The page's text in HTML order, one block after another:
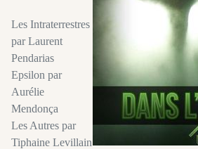
Les Intraterrestres
par Laurent
Pendarias
Epsilon par
Aurélie
Mendonça
Les Autres par
Tiphaine Levillain